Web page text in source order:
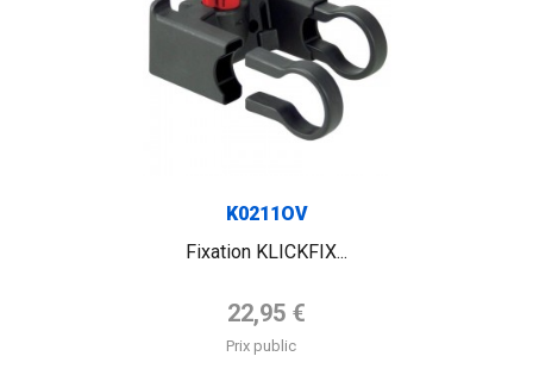
K0211OV
Fixation KLICKFIX...
Prix de base
22,95 €
Prix public